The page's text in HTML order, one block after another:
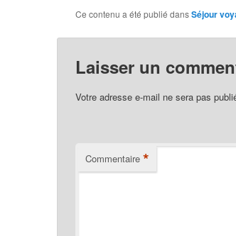
Ce contenu a été publié dansSéjour
Laisser un
Votre adresse e-mail ne sera pas
Commentaire *